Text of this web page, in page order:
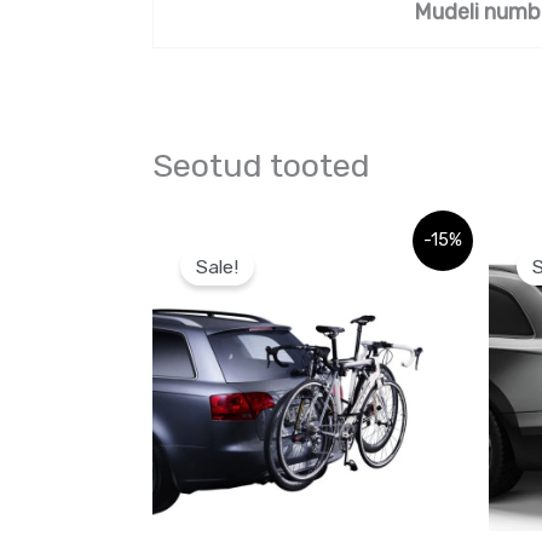
Mudeli
Seotud tooted
-15%
Sale!
114,24 €.
hind
on:
114,24 €.